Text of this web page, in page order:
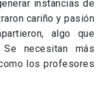
instancias de
cariño y pasión
algo que
necesitan más
los profesores